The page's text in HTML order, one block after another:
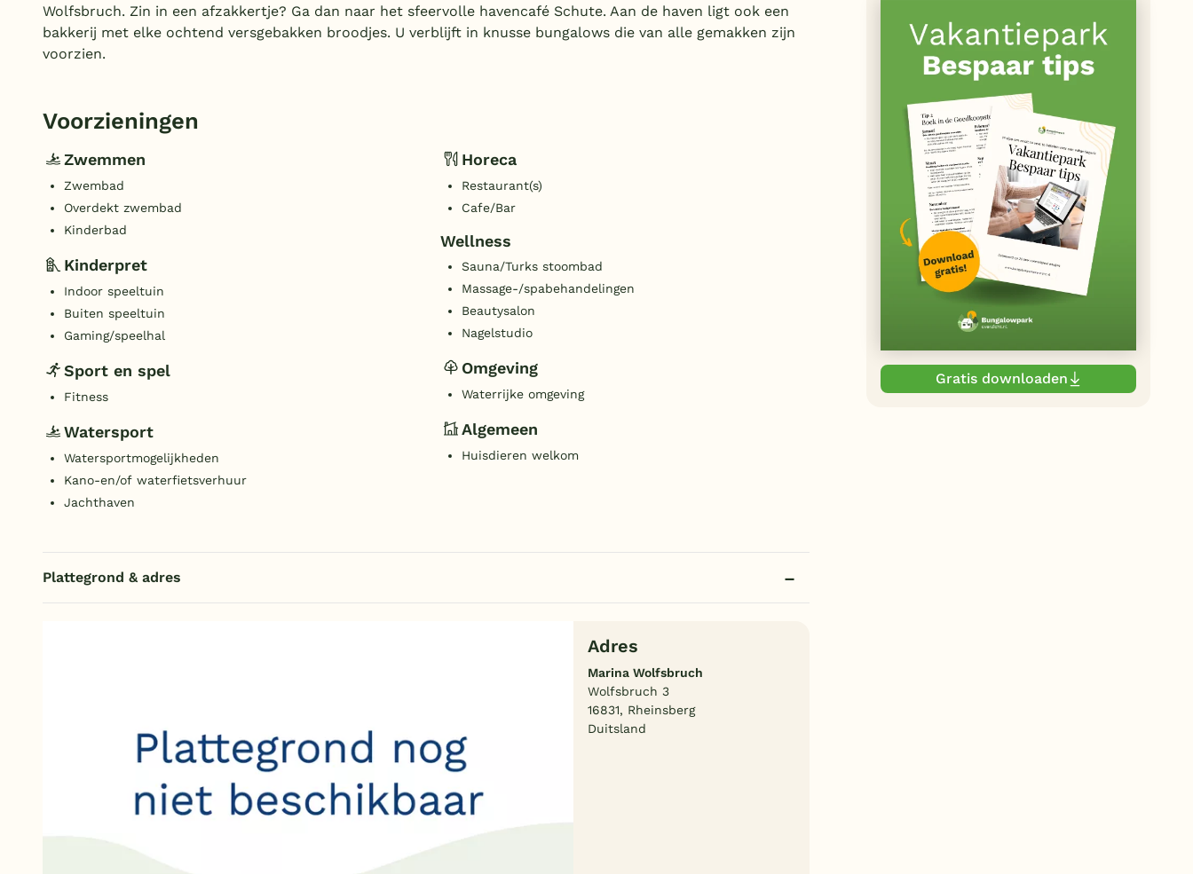
Wolfsbruch. Zin in een afzakkertje? Ga dan naar het sfeervolle havencafé Schute. Aan de haven ligt ook een
bakkerij met elke ochtend versgebakken broodjes. U verblijft in knusse bungalows die van alle gemakken zijn
voorzien.
Voorzieningen
Zwemmen
Zwembad
Overdekt zwembad
Kinderbad
Kinderpret
Indoor speeltuin
Buiten speeltuin
Gaming/speelhal
Sport en spel
Fitness
Watersport
Watersportmogelijkheden
Kano-en/of waterfietsverhuur
Jachthaven
Horeca
Restaurant(s)
Cafe/Bar
Wellness
Sauna/Turks stoombad
Massage-/spabehandelingen
Beautysalon
Nagelstudio
Omgeving
Waterrijke omgeving
Algemeen
Huisdieren welkom
Plattegrond & adres
Adres
Marina Wolfsbruch
Wolfsbruch 3
16831, Rheinsberg
Duitsland
Gratis downloaden